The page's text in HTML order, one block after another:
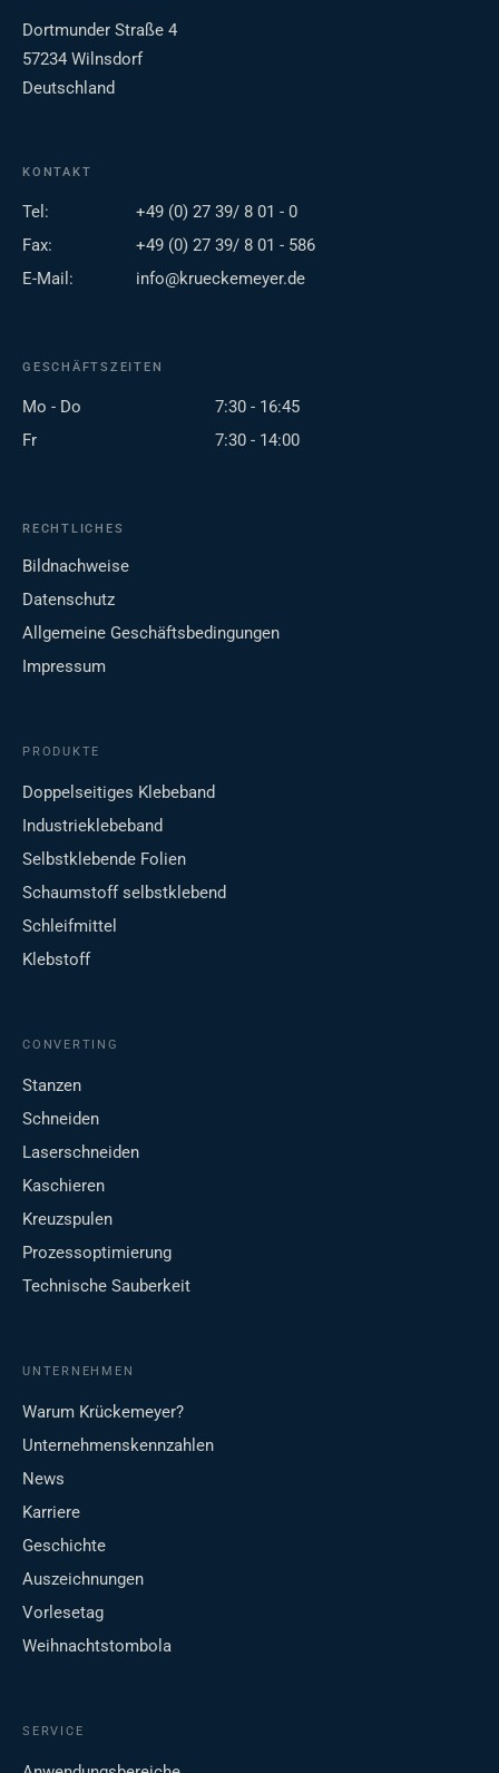
Dortmunder Straße 4
57234 Wilnsdorf
Deutschland
KONTAKT
Tel:
+49 (0) 27 39/ 8 01 - 0
Fax:
+49 (0) 27 39/ 8 01 - 586
E-Mail:
info@krueckemeyer.de
GESCHÄFTSZEITEN
Mo - Do
7:30 - 16:45
Fr
7:30 - 14:00
RECHTLICHES
Bildnachweise
Datenschutz
Allgemeine Geschäftsbedingungen
Impressum
PRODUKTE
Doppelseitiges Klebeband
Industrieklebeband
Selbstklebende Folien
Schaumstoff selbstklebend
Schleifmittel
Klebstoff
CONVERTING
Stanzen
Schneiden
Laserschneiden
Kaschieren
Kreuzspulen
Prozessoptimierung
Technische Sauberkeit
UNTERNEHMEN
Warum Krückemeyer?
Unternehmenskennzahlen
News
Karriere
Geschichte
Auszeichnungen
Vorlesetag
Weihnachtstombola
SERVICE